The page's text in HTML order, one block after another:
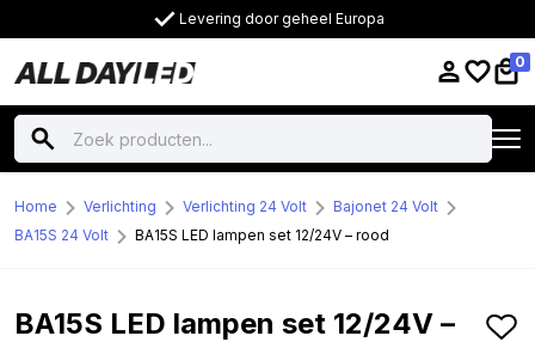
Levering door geheel Europa
0
Home Verlichting Verlichting 24 Volt
Bajonet 24 Volt
BA15S 24 Volt
BA15S LED lampen set 12/24V – rood
BA15S LED lampen set 12/24V –